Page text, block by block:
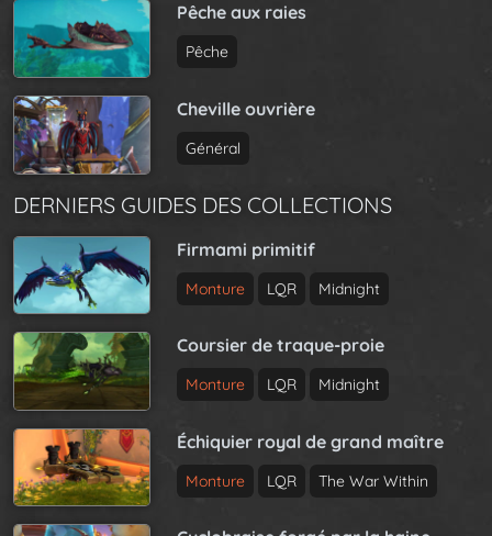
Pêche aux raies
Pêche
Cheville ouvrière
Général
DERNIERS GUIDES DES COLLECTIONS
Firmami primitif
Monture LQR Midnight
Coursier de traque-proie
Monture LQR Midnight
Échiquier royal de grand maître
Monture LQR The War Within